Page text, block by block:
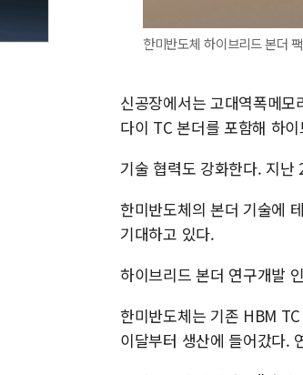
한미반도체 하이브리드 본더
신공장에서는 고대역폭메
다이 TC 본더를 포함해 하
기술 협력도 강화한다. 지난
한미반도체의 본더 기술에
기대하고 있다.
하이브리드 본더 연구개발
한미반도체는 기존 HBM
이달부터 생산에 들어갔다.